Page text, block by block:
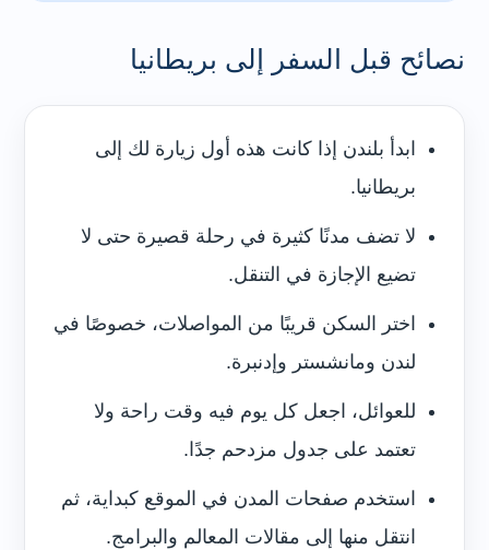
نصائح قبل السفر إلى بريطانيا
ابدأ بلندن إذا كانت هذه أول زيارة لك إلى
بريطانيا.
لا تضف مدنًا كثيرة في رحلة قصيرة حتى لا
تضيع الإجازة في التنقل.
اختر السكن قريبًا من المواصلات، خصوصًا في
لندن ومانشستر وإدنبرة.
للعوائل، اجعل كل يوم فيه وقت راحة ولا
تعتمد على جدول مزدحم جدًا.
استخدم صفحات المدن في الموقع كبداية، ثم
انتقل منها إلى مقالات المعالم والبرامج.